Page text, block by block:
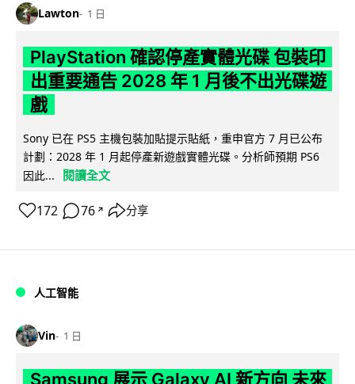
Lawton 1 日
PlayStation 確認停產實體光碟 包裝印
出重要通告 2028 年 1 月後不出光碟遊
戲
Sony 已在 PS5 主機包裝加貼提示貼紙，重申官方 7 月已公布
計劃：2028 年 1 月起停產新遊戲實體光碟。分析師預期 PS6
因此...
閱讀全文
172 76 ↗ 分享
人工智能
Vin 1 日
Samsung 展示 Galaxy AI 新方向 未來